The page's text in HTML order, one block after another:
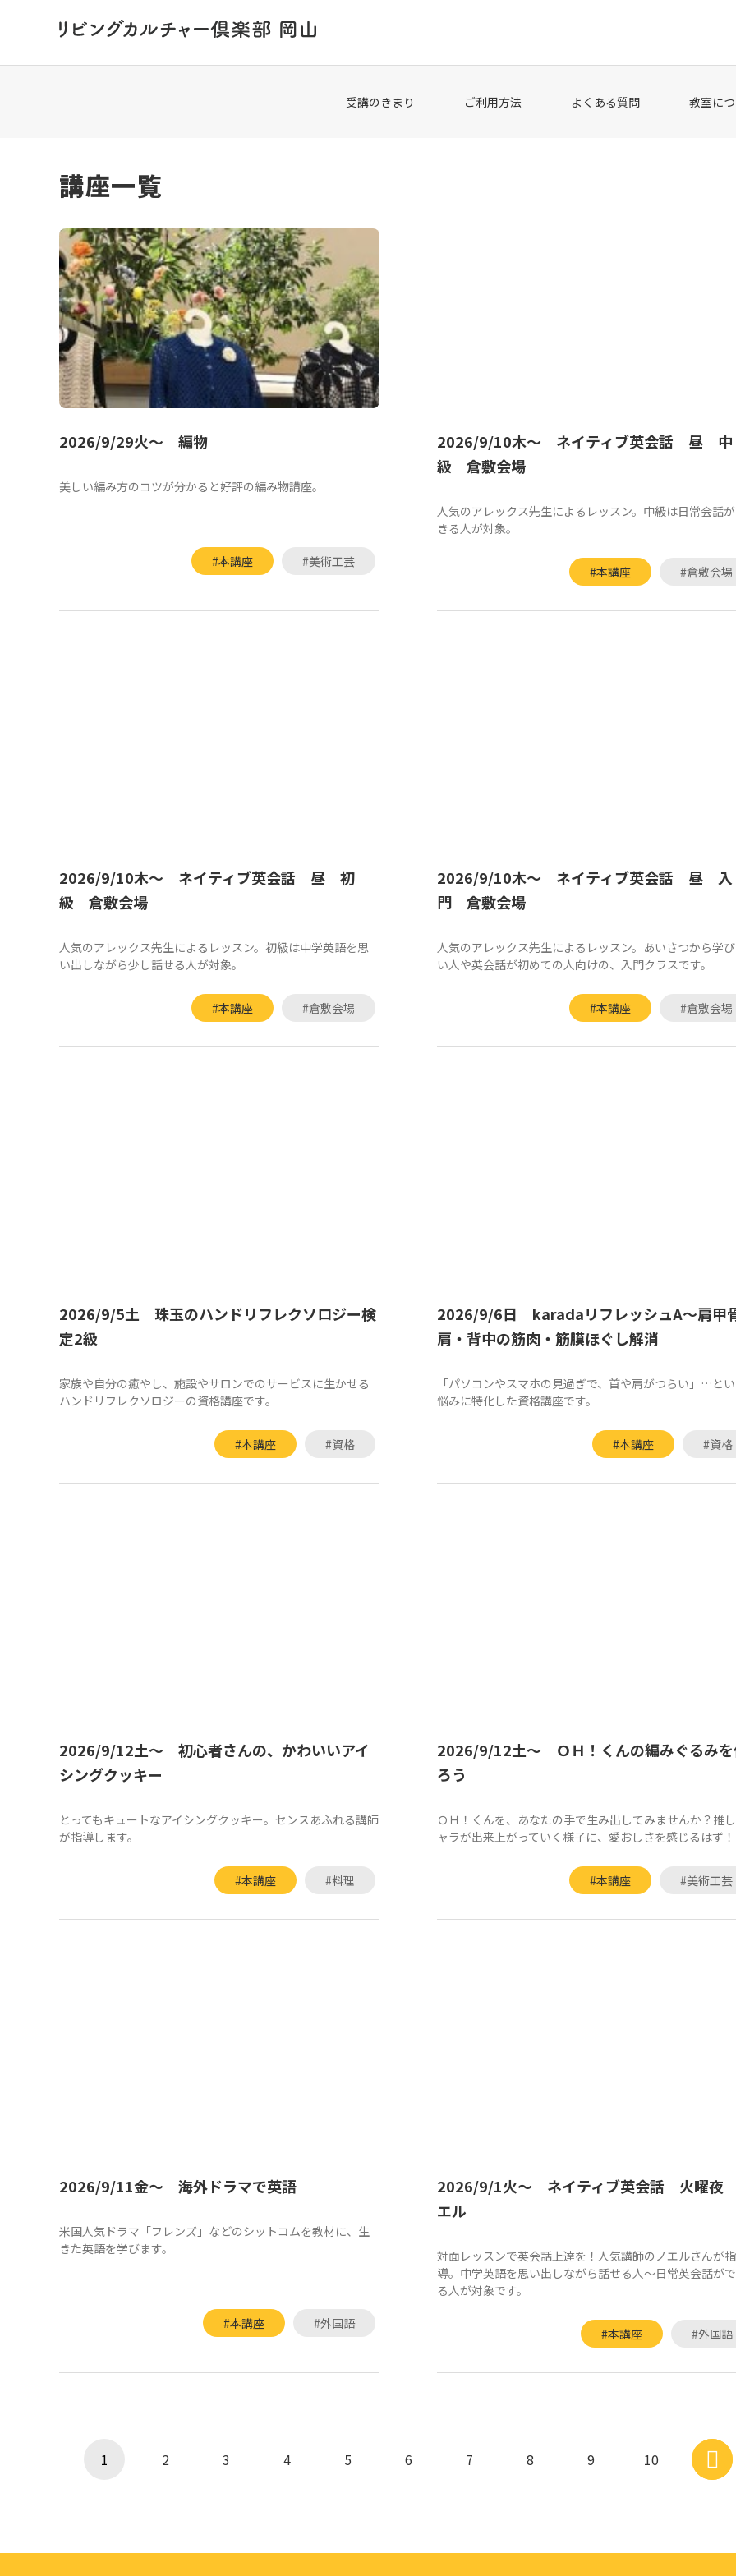
受講のきまり ご利用方法 よくある質問 教室に
講座一覧
2026/9/29火～ 編物
美しい編み方のコツが分かると好評の編み物講座。
#本講座 #美術工芸
2026/9/10木～ ネイティブ英会話 昼 中
級 倉敷会場
人気のアレックス先生によるレッスン。中級は日常会話
きる人が対象。
#本講座 #倉敷会場
2026/9/10木～ ネイティブ英会話 昼 初
級 倉敷会場
人気のアレックス先生によるレッスン。初級は中学英語を思
い出しながら少し話せる人が対象。
#本講座 #倉敷会場
2026/9/10木～ ネイティブ英会話 昼 入
門 倉敷会場
人気のアレックス先生によるレッスン。あいさつから学
い人や英会話が初めての人向けの、入門クラスです。
#本講座 #倉敷会場
2026/9/5土 珠玉のハンドリフレクソロジー検
定2級
家族や自分の癒やし、施設やサロンでのサービスに生かせる
ハンドリフレクソロジーの資格講座です。
#本講座 #資格
2026/9/6日 karadaリフレッシュA～肩甲
肩・背中の筋肉・筋膜ほぐし解消
「パソコンやスマホの見過ぎで、首や肩がつらい」…と
悩みに特化した資格講座です。
#本講座 #資格
2026/9/12土～ 初心者さんの、かわいいアイ
シングクッキー
とってもキュートなアイシングクッキー。センスあふれる講師
が指導します。
#本講座 #料理
2026/9/12土～ ＯＨ！くんの編みぐるみ
ろう
ＯＨ！くんを、あなたの手で生み出してみませんか？推
ャラが出来上がっていく様子に、愛おしさを感じるはず！
#本講座 #美術工芸
2026/9/11金～ 海外ドラマで英語
米国人気ドラマ「フレンズ」などのシットコムを教材に、生
きた英語を学びます。
#本講座 #外国語
2026/9/1火～ ネイティブ英会話 火曜夜
エル
対面レッスンで英会話上達を！人気講師のノエルさんが指
導。中学英語を思い出しながら話せる人～日常英会話が
る人が対象です。
#本講座 #外国語
1 2 3 4 5 6 7 8 9 10